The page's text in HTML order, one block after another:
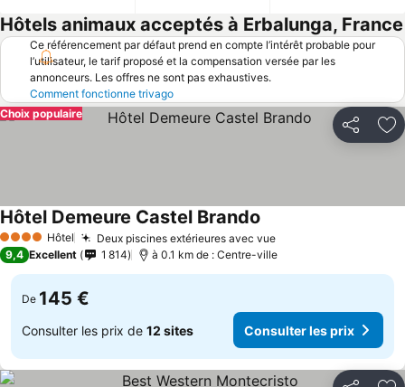
Hôtels animaux acceptés à Erbalunga, France
Ce référencement par défaut prend en compte l’intérêt probable pour
l’utilisateur, le tarif proposé et la compensation versée par les
annonceurs. Les offres ne sont pas exhaustives.
Comment fonctionne trivago
Partager
Choix populaire
4 Étoiles Hôtel Deux piscines extérieures avec vueConsulter les prix
Hôtel Demeure Castel Brando
9,4 Excellent 1 814 à 0.1 km de : Centre-ville
De 145 €
Consulter les prix de 12 sites Consulter les prix